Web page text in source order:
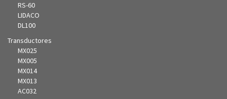
RS-60
LIDACO
DL100
Transductores
MX025
MX005
MX014
MX013
AC032